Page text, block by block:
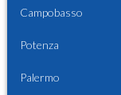
Campobasso
Potenza
Palermo